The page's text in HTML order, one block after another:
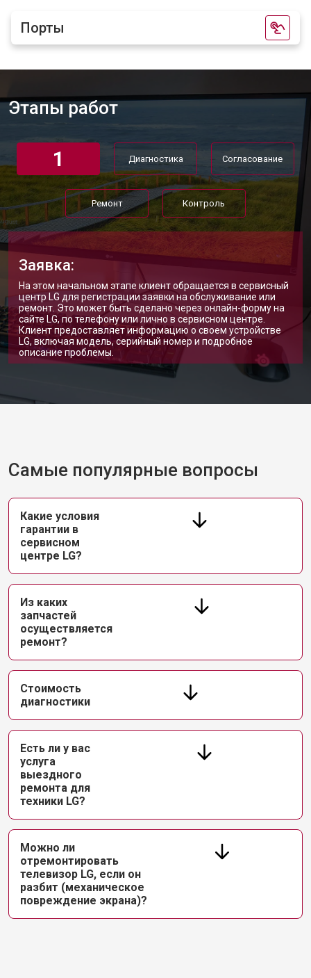
Порты
Этапы работ
1 Диагностика Согласование
Ремонт Контроль
Заявка:
На этом начальном этапе клиент обращается в сервисный
центр LG для регистрации заявки на обслуживание или
ремонт. Это может быть сделано через онлайн-форму на
сайте LG, по телефону или лично в сервисном центре.
Клиент предоставляет информацию о своем устройстве
LG, включая модель, серийный номер и подробное
описание проблемы.
Самые популярные вопросы
Какие условия
гарантии в
сервисном
центре LG?
Из каких
запчастей
осуществляется
ремонт?
Стоимость
диагностики
Есть ли у вас
услуга
выездного
ремонта для
техники LG?
Можно ли
отремонтировать
телевизор LG, если он
разбит (механическое
повреждение экрана)?